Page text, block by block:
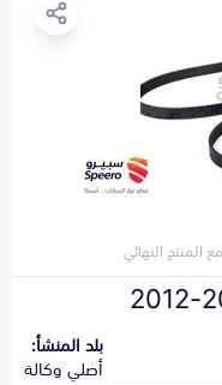
المنتج النهائي
بلد المنشأ:
أصلي وكالة